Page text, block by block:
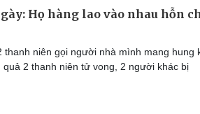
Họ hàng lao vào nhau hỗn
thanh niên gọi người nhà mình mang hung
quả 2 thanh niên tử vong, 2 người khác bị